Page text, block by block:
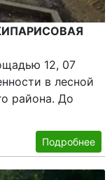
12, 07
в лесной
района. До
Подробнее